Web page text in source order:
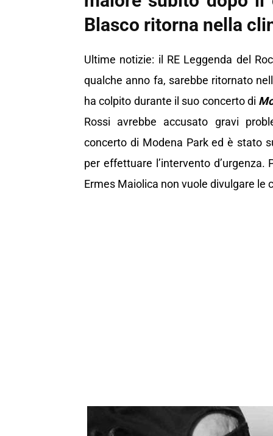
Blasco ritorna nella
Ultime notizie: il RE Leggenda del
qualche anno fa, sarebbe ritornato
ha colpito durante il suo concerto di
Rossi avrebbe accusato gravi
concerto di Modena Park ed è stato
per effettuare l’intervento
Ermes Maiolica non vuole divulgare le